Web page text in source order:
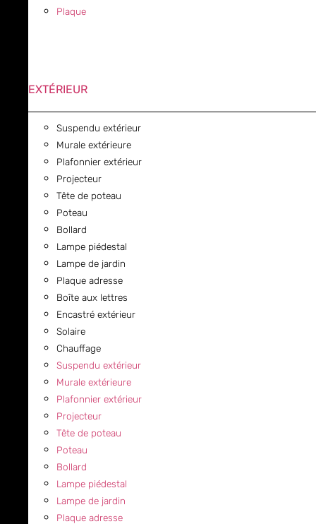
Plaque
EXTÉRIEUR
Suspendu extérieur
Murale extérieure
Plafonnier extérieur
Projecteur
Tête de poteau
Poteau
Bollard
Lampe piédestal
Lampe de jardin
Plaque adresse
Boîte aux lettres
Encastré extérieur
Solaire
Chauffage
Suspendu extérieur
Murale extérieure
Plafonnier extérieur
Projecteur
Tête de poteau
Poteau
Bollard
Lampe piédestal
Lampe de jardin
Plaque adresse